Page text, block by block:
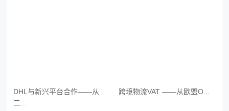
DHL与新兴平台合作——从
二...
跨境物流VAT ——从欧盟O...